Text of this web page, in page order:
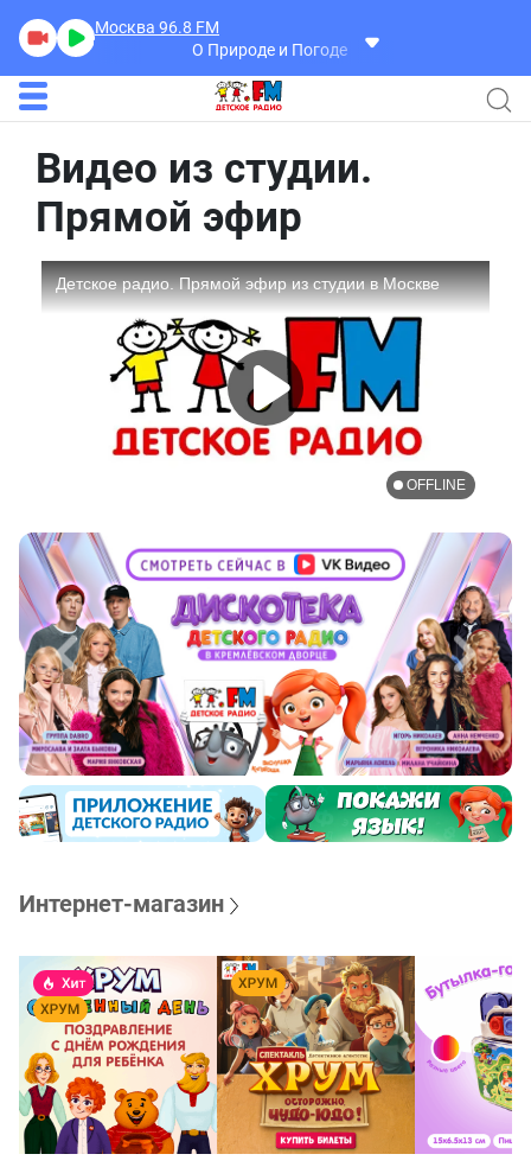
Москва 96.8 FM
О Природе и Погоде
Видео из студии.
Прямой эфир
Интернет-магазин